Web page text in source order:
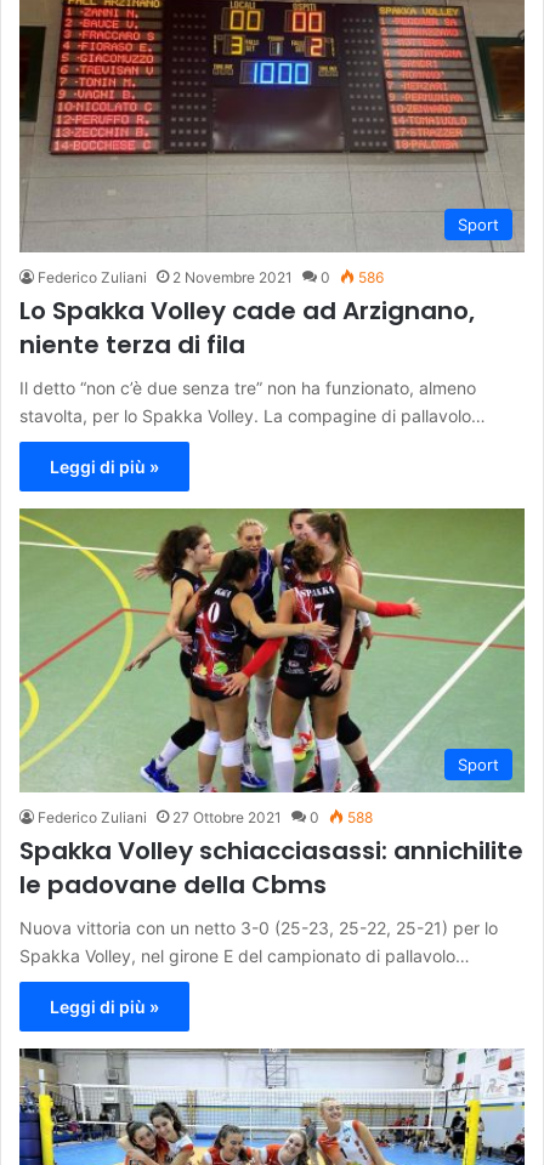
Sport
Federico Zuliani 2 Novembre 2021 0 586
Lo Spakka Volley cade ad Arzignano,
niente terza di fila
Il detto “non c’è due senza tre” non ha funzionato, almeno
stavolta, per lo Spakka Volley. La compagine di pallavolo…
Leggi di più »
Sport
Federico Zuliani 27 Ottobre 2021 0 588
Spakka Volley schiacciasassi: annichilite
le padovane della Cbms
Nuova vittoria con un netto 3-0 (25-23, 25-22, 25-21) per lo
Spakka Volley, nel girone E del campionato di pallavolo…
Leggi di più »